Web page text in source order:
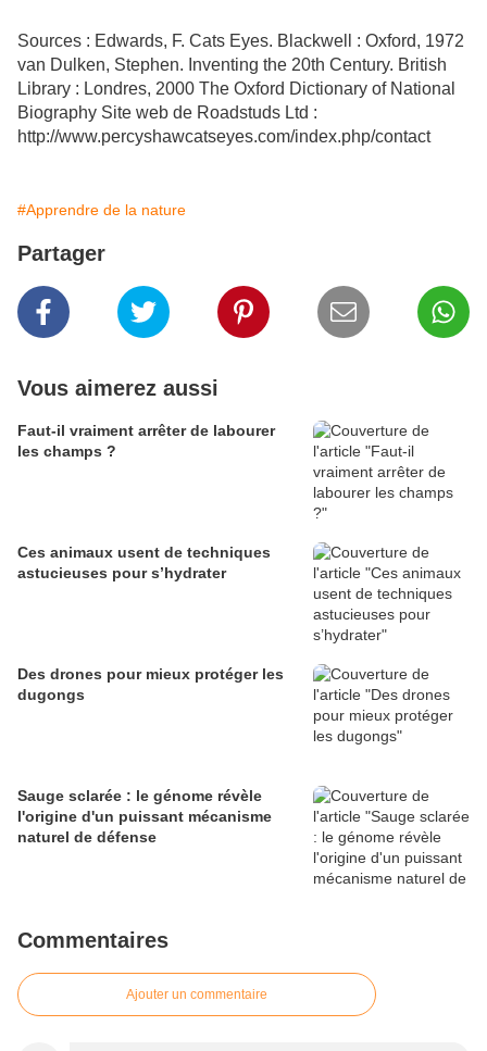
Sources : Edwards, F. Cats Eyes. Blackwell : Oxford, 1972
van Dulken, Stephen. Inventing the 20th Century. British
Library : Londres, 2000 The Oxford Dictionary of National
Biography Site web de Roadstuds Ltd :
http://www.percyshawcatseyes.com/index.php/contact
#Apprendre de la nature
Partager
Vous aimerez aussi
Faut‑il vraiment arrêter de labourer
les champs ?
Ces animaux usent de techniques
astucieuses pour s’hydrater
Des drones pour mieux protéger les
dugongs
Sauge sclarée : le génome révèle
l'origine d'un puissant mécanisme
naturel de défense
Commentaires
Ajouter un commentaire